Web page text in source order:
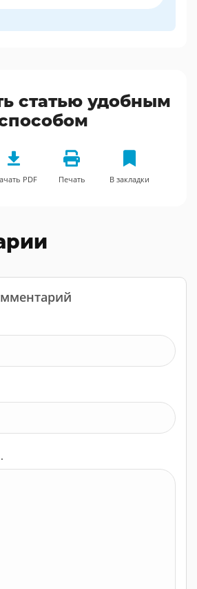
статью удобным
PDF Печать В закладки